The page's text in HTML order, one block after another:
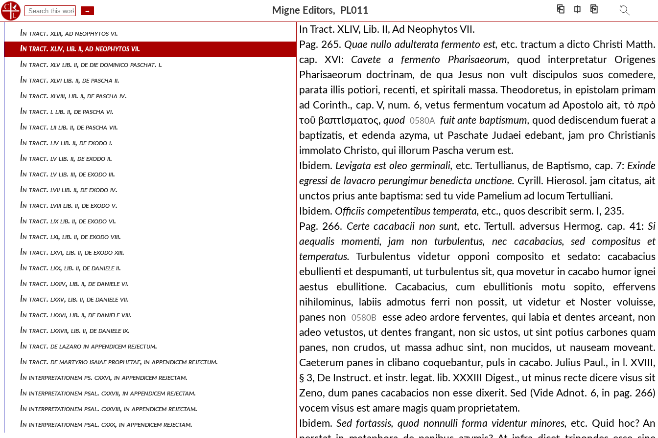
Migne Editors, PL011 ⎗ ⎅ ⎘
In tract. xlii, ad neophytos v.
In tract. xliii, ad neophytos vi.
In tract. xliv, lib. ii, ad neophytos vii.
In tract. xlv lib. ii, de die dominico paschat. i.
In tract. xlvi lib. ii, de pascha ii.
In tract. xlviii, lib. ii, de pascha iv.
In tract. l lib. ii, de pascha vi.
In tract. lii lib. ii, de pascha vii.
In tract. liv lib. ii, de exodo i.
In tract. lv lib. ii, de exodo ii.
In tract. lv lib. iii, de exodo iii.
In tract. lvii lib. ii, de exodo iv.
In tract. lviii lib. ii, de exodo v.
In tract. lix lib. ii, de exodo vi.
In tract. lxi, lib. ii, de exodo viii.
In tract. lxvi, lib. ii, de exodo xiii.
In tract. lxx, lib. ii, de daniele ii.
In tract. lxxiv, lib. ii, de daniele vi.
In tract. lxxv, lib. ii, de daniele vii.
In tract. lxxvi, lib. ii, de daniele viii.
In tract. lxxvii, lib. ii, de daniele ix.
In tract. de lazaro in appendicem rejectum.
In tract. de martyrio isaiae prophetae, in appendicem rejectum.
In interpretationem ps. cxxvi, in appendicem rejectam.
In interpretationem psal. cxxvii, in appendicem rejectam.
In interpretationem psal. cxxviii, in appendicem rejectam.
In interpretationem psal. cxxx, in appendicem rejectam.
In Tract. XLIV, Lib. II, Ad Neophytos VII.
Pag. 265. Quae nullo adulterata fermento est, etc. tractum a dicto Christi Matth.
cap. XVI: Cavete a fermento Pharisaeorum, quod interpretatur Origenes
Pharisaeorum doctrinam, de qua Jesus non vult discipulos suos comedere,
parata illis potiori, recenti, et spiritali massa. Theodoretus, in epistolam primam
ad Corinth., cap. V, num. 6, vetus fermentum vocatum ad Apostolo ait, τὸ πρὸ
τοῦ βαπτίσματος,quod 0580A fuit ante baptismum, quod dediscendum fuerat a
baptizatis, et edenda azyma, ut Paschate Judaei edebant, jam pro Christianis
immolato Christo, qui illorum Pascha verum est.
Ibidem. Levigata est oleo germinali, etc. Tertullianus, de Baptismo, cap. 7: Exinde
egressi de lavacro perungimur benedicta unctione. Cyrill. Hierosol. jam citatus, ait
unctos prius ante baptisma: sed tu vide Pamelium ad locum Tertulliani.
Ibidem. Officiis competentibus temperata, etc., quos describit serm. I, 235.
Pag. 266. Certe cacabacii non sunt, etc. Tertull. adversus Hermog. cap. 41:Si
aequalis momenti, jam non turbulentus, nec cacabacius, sed compositus et
temperatus. Turbulentus videtur opponi composito et sedato: cacabacius
ebullienti et despumanti, ut turbulentus sit, qua movetur in cacabo humor ignei
aestus ebullitione. Cacabacius, cum ebullitionis motu sopito, effervens
nihilominus, labiis admotus ferri non possit, ut videtur et Noster voluisse,
panes non
0580B
esse adeo ardore ferventes, qui labia et dentes arceant, non
adeo vetustos, ut dentes frangant, non sic ustos, ut sint potius carbones quam
panes, non crudos, ut massa adhuc sint, non mucidos, ut nauseam moveant.
Caeterum panes in clibano coquebantur, puls in cacabo. Julius Paul., in l. XVIII,
§ 3, De Instruct. et instr. legat. lib. XXXIII Digest., ut minus recte dicere visus sit
Zeno, dum panes cacabacios non esse dixerit. Sed (Vide Adnot. 6, in pag. 266)
vocem visus est amare magis quam proprietatem.
Ibidem. Sed fortassis, quod nonnulli forma videntur minores, etc. Quid hoc? An